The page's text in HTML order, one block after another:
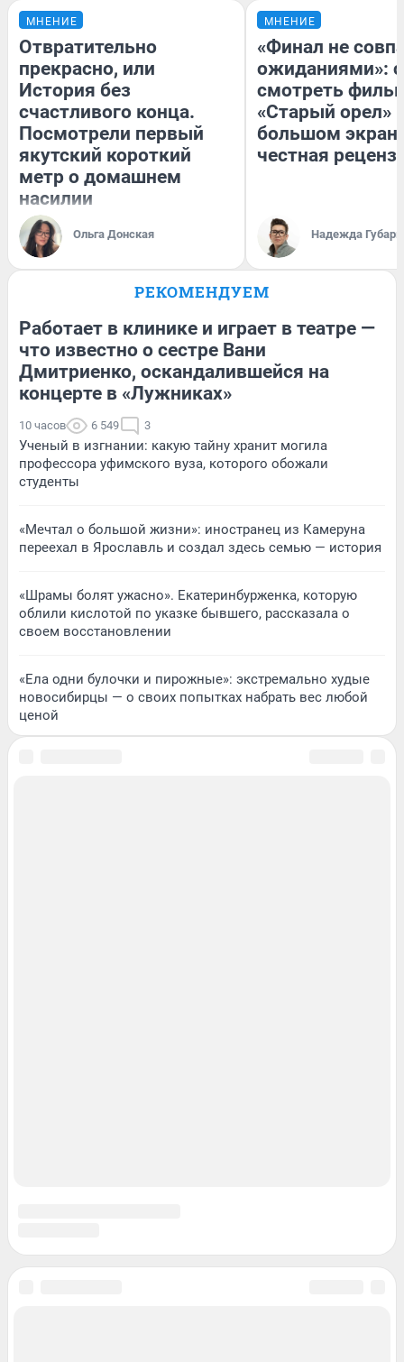
МНЕНИЕ
Отвратительно
прекрасно, или
История без
счастливого конца.
Посмотрели первый
якутский короткий
метр о домашнем
насилии
Ольга Донская
МНЕНИЕ
«Финал не
ожиданиями»:
смотреть
«Старый орел»
большом
честная
Надежда Губарь
РЕКОМЕНДУЕМ
Работает в клинике и играет в театре —
что известно о сестре Вани
Дмитриенко, оскандалившейся на
концерте в «Лужниках»
10 часов 6 549 3
Ученый в изгнании: какую тайну хранит могила
профессора уфимского вуза, которого обожали
студенты
«Мечтал о большой жизни»: иностранец из Камеруна
переехал в Ярославль и создал здесь семью — история
«Шрамы болят ужасно». Екатеринбурженка, которую
облили кислотой по указке бывшего, рассказала о
своем восстановлении
«Ела одни булочки и пирожные»: экстремально худые
новосибирцы — о своих попытках набрать вес любой
ценой